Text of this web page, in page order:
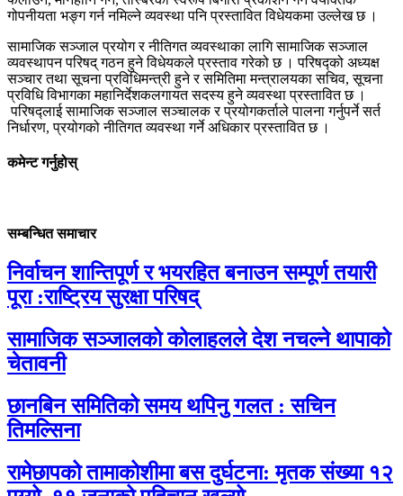
गोपनीयता भङ्ग गर्न नमिल्ने व्यवस्था पनि प्रस्तावित विधेयकमा उल्लेख छ ।
सामाजिक सञ्जाल प्रयोग र नीतिगत व्यवस्थाका लागि सामाजिक सञ्जाल
व्यवस्थापन परिषद् गठन हुने विधेयकले प्रस्ताव गरेको छ । परिषद्को अध्यक्ष
सञ्चार तथा सूचना प्रविधिमन्त्री हुने र समितिमा मन्त्रालयका सचिव, सूचना
प्रविधि विभागका महानिर्देशकलगायत सदस्य हुने व्यवस्था प्रस्तावित छ ।
परिषद्लाई सामाजिक सञ्जाल सञ्चालक र प्रयोगकर्ताले पालना गर्नुपर्ने सर्त
निर्धारण, प्रयोगको नीतिगत व्यवस्था गर्ने अधिकार प्रस्तावित छ ।
कमेन्ट गर्नुहोस्
सम्बन्धित समाचार
निर्वाचन शान्तिपूर्ण र भयरहित बनाउन सम्पूर्ण तयारी
पूरा :राष्ट्रिय सुरक्षा परिषद्
सामाजिक सञ्जालको कोलाहलले देश नचल्ने थापाको
चेतावनी
छानबिन समितिको समय थपिनु गलत : सचिन
तिमल्सिना
रामेछापको तामाकोशीमा बस दुर्घटना: मृतक संख्या १२